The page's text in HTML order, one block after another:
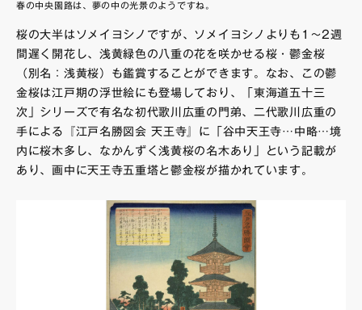
春の中央園路は、夢の中の光景のようですね。
桜の大半はソメイヨシノですが、ソメイヨシノよりも1～2週
間遅く開花し、浅黄緑色の八重の花を咲かせる桜・鬱金桜
（別名：浅黄桜）も鑑賞することができます。なお、この鬱
金桜は江戸期の浮世絵にも登場しており、「東海道五十三
次」シリーズで有名な初代歌川広重の門弟、二代歌川広重の
手による『江戸名勝図会 天王寺』に「谷中天王寺…中略…境
内に桜木多し、なかんずく浅黄桜の名木あり」という記載が
あり、画中に天王寺五重塔と鬱金桜が描かれています。